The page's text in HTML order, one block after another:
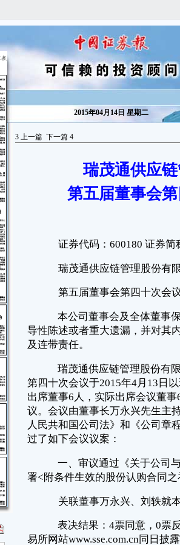
2015年04月14日 星期二
3上一篇 下一篇 4
瑞茂通供应
第五届董事会
简称：瑞茂通 编号：临2015-019
有限公司
会议决议公告
保证本公告内容不存在任何虚假记载、误
其内容的真实性、准确性和完整性承担个别
限公司（以下简称“公司”）第五届董事会
日以现场与通讯相结合的方式召开。会议应
事6人，公司监事和高级管理人员列席了会
主持。会议的召集和召开程序，符合《中华
章程》的规定。经会议审议和投票表决，通
司与上海豫辉投资管理中心（有限合伙）签
同之补充协议>的议案》
就本议案回避表决。
票反对，0票弃权。（内容详见上海证券交
披露的公告）
司出具关于非公开发行股票相关事项承诺的
票反对，0票弃权。（内容详见上海证券交
披露的公告）
有限公司董事会
简称：瑞茂通 编号：临2015-020
限公司关于与上海豫辉投资管理中心（有
的股份认购合同